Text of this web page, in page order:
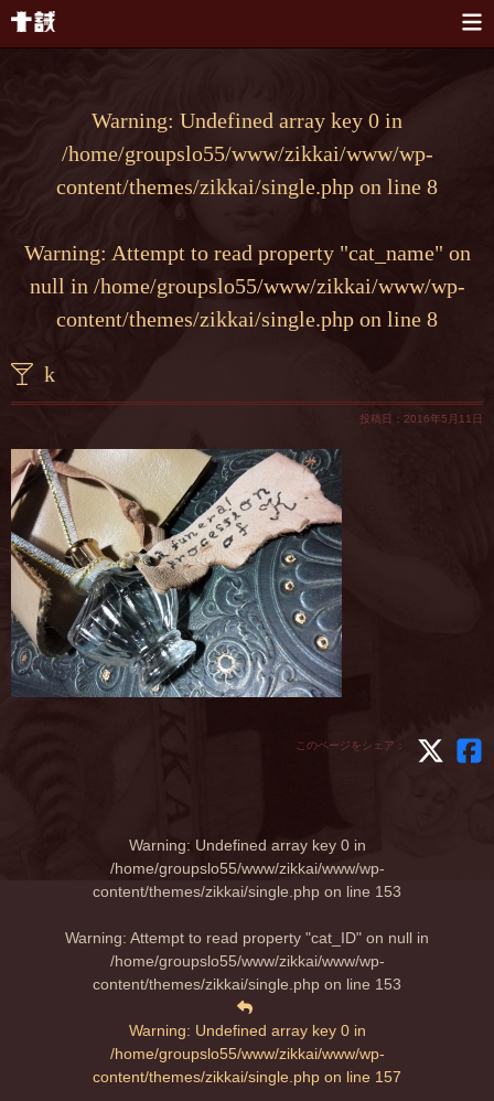
Warning: Undefined array key 0 in
/home/groupslo55/www/zikkai/www/wp-
content/themes/zikkai/single.php on line 8
Warning: Attempt to read property "cat_name" on
null in /home/groupslo55/www/zikkai/www/wp-
content/themes/zikkai/single.php on line 8
k
投稿日：2016年5月11日
このページをシェア：
Warning: Undefined array key 0 in
/home/groupslo55/www/zikkai/www/wp-
content/themes/zikkai/single.php on line 153
Warning: Attempt to read property "cat_ID" on null in
/home/groupslo55/www/zikkai/www/wp-
content/themes/zikkai/single.php on line 153
Warning: Undefined array key 0 in
/home/groupslo55/www/zikkai/www/wp-
content/themes/zikkai/single.php on line 157